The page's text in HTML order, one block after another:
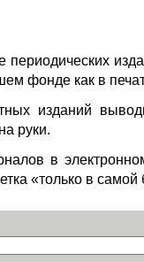
периодических
фонде как в
изданий
руки.
в
«только в самой